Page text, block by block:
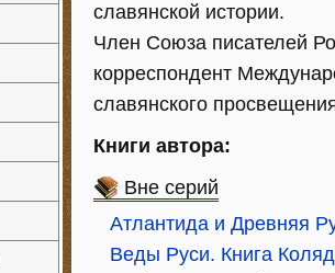
славянской истории.
Член Союза писателей
корреспондент
славянского
Книги автора:
Вне серий
Атлантида и Древняя
Веды Руси. Книга